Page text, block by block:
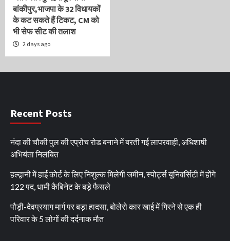
बांकीपुर,भाजपा के 32 विधायकों
के कट सकते हैं टिकट, CM को
भी सेफ सीट की तलाश
2 days ago
Recent Posts
नंदा की चौकी पुल की एप्रोच रोड बनाने में बरती गई लापरवाही, अधिशाषी
अभियंता निलंबित
हल्द्वानी में हाई कोर्ट के लिए निशुल्क मिलेगी जमीन, स्पोर्ट्स यूनिवर्सिटी में होंगे
122 पद, धामी कैबिनेट के बड़े फैसले
पौड़ी-देवप्रयाग मार्ग पर बड़ा हादसा, बोलेरो कार खाई में गिरने से एक ही
परिवार के 5 लोगों की दर्दनाक मौत